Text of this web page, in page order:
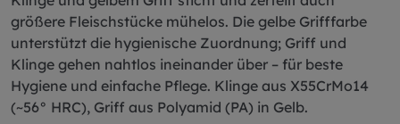
größere Fleischstücke mühelos. Die gelbe Grifffarbe
unterstützt die hygienische Zuordnung; Griff und
Klinge gehen nahtlos ineinander über – für beste
Hygiene und einfache Pflege. Klinge aus X55CrMo14
(~56° HRC), Griff aus Polyamid (PA) in Gelb.